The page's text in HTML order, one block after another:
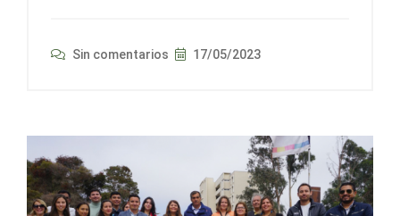
Sin comentarios 17/05/2023